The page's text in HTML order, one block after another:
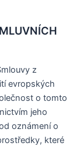
z
evropských
o tomto
jeho
oznámení o
které